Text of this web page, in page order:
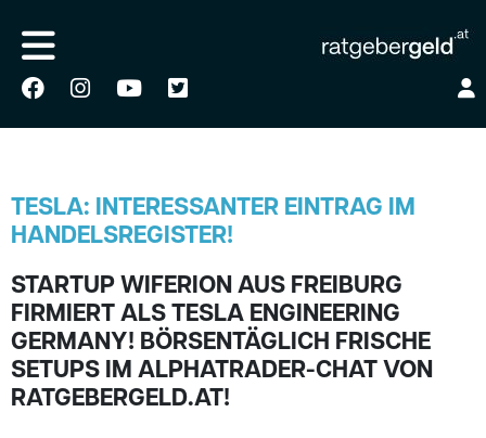
TESLA: INTERESSANTER EINTRAG IM
HANDELSREGISTER!
STARTUP WIFERION AUS FREIBURG
FIRMIERT ALS TESLA ENGINEERING
GERMANY! BÖRSENTÄGLICH FRISCHE
SETUPS IM ALPHATRADER-CHAT VON
RATGEBERGELD.AT!